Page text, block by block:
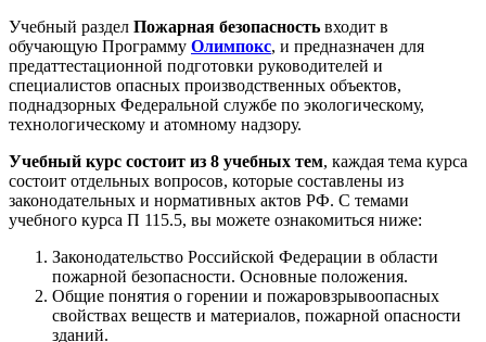
Учебный раздел Пожарная безопасность входит в
обучающую Программу Олимпокс, и предназначен для
предаттестационной подготовки руководителей и
специалистов опасных производственных объектов,
поднадзорных Федеральной службе по экологическому,
технологическому и атомному надзору.
Учебный курс состоит из 8 учебных тем, каждая тема курса
состоит отдельных вопросов, которые составлены из
законодательных и нормативных актов РФ. С темами
учебного курса П 115.5, вы можете ознакомиться ниже:
Законодательство Российской Федерации в области
пожарной безопасности. Основные положения.
Общие понятия о горении и пожаровзрывоопасных
свойствах веществ и материалов, пожарной опасности
зданий.